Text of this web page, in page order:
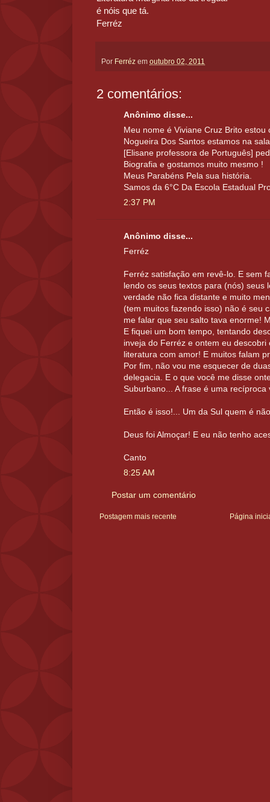
é nóis que tá.
Ferréz
Por Ferréz em outubro 02, 2011
2 comentários:
Anônimo disse...
Meu nome é Viviane Cruz Brito
Nogueira Dos Santos estamos na
[Elisane professora de Português]
Biografia e gostamos muito mesmo !
Meus Parabéns Pela sua história.
Samos da 6°C Da Escola Estadual
2:37 PM
Anônimo disse...
Ferréz
Ferréz satisfação em revê-lo. E sem
lendo os seus textos para (nós) seus
verdade não fica distante e muito
(tem muitos fazendo isso) não é seu
me falar que seu salto tava enorme!
E fiquei um bom tempo, tentando
inveja do Ferréz e ontem eu
literatura com amor! E muitos falam
Por fim, não vou me esquecer de
delegacia. E o que você me disse
Suburbano... A frase é uma recíproca
Então é isso!... Um da Sul quem é
Deus foi Almoçar! E eu não tenho
Canto
8:25 AM
Postar um comentário
Postagem mais recente Página